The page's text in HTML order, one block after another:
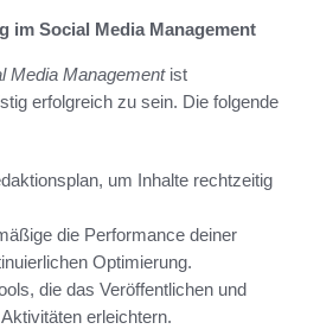
im Social Media Management
Media Managementist
erfolgreich zu sein. Die folgende
um Inhalte rechtzeitig
die Performance deiner
Optimierung.
die das Veröffentlichen und
erleichtern.